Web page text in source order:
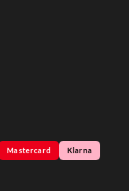
Mastercard Klarna